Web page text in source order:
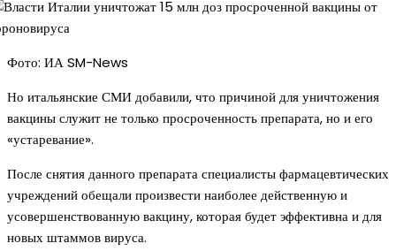
Фото: ИА SM-News
Но итальянские СМИ добавили, что причиной для уничтожения
вакцины служит не только просроченность препарата, но и его
«устаревание».
После снятия данного препарата специалисты фармацевтических
учреждений обещали произвести наиболее действенную и
усовершенствованную вакцину, которая будет эффективна и для
новых штаммов вируса.